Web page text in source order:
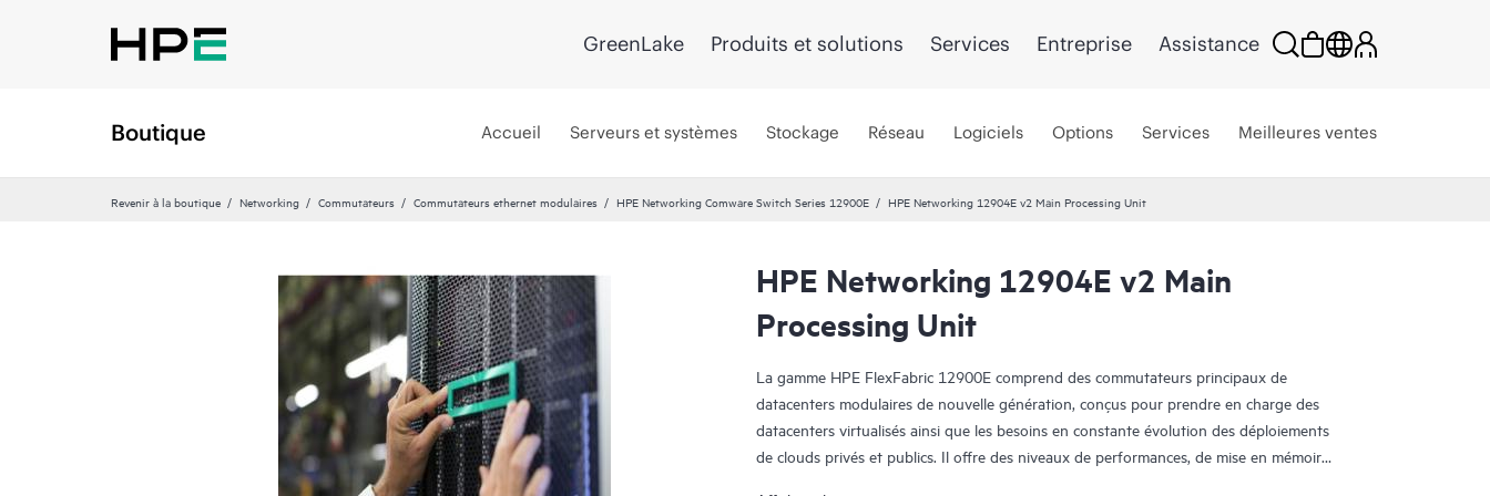
GreenLake Produits et solutions Services Entreprise Assistance
Boutique Accueil Serveurs et systèmes Stockage Réseau Logiciels Options Services Meilleures ventes
Revenir à la boutique Networking Commutateurs Commutateurs ethernet modulaires HPE Networking Comware Switch Series 12900E HPE Networking 12904E v2 Main Processing Unit
HPE Networking 12904E v2 Main
Processing Unit
La gamme HPE FlexFabric 12900E comprend des commutateurs principaux de
datacenters modulaires de nouvelle génération, conçus pour prendre en charge des
datacenters virtualisés ainsi que les besoins en constante évolution des déploiements
de clouds privés et publics. Il offre des niveaux de performances, de mise en mémoire